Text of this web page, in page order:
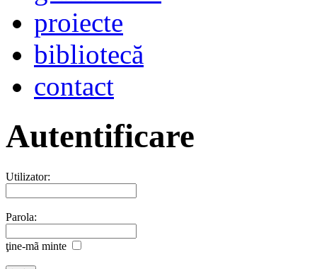
proiecte
bibliotecă
contact
Autentificare
Utilizator:
Parola:
ţine-mã minte